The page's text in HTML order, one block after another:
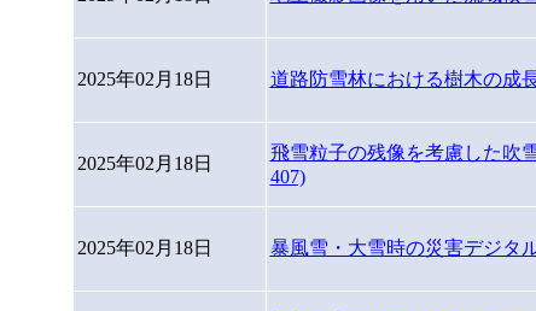
2025年02月18日 道路防雪林における樹木の成
2025年02月18日
飛雪粒子の残像を考慮した吹
407)
2025年02月18日 暴風雪・大雪時の災害デジタ